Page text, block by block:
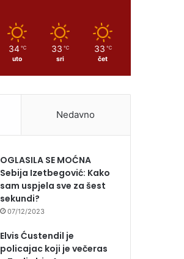
34 ℃
uto
33 ℃
sri
33 ℃
čet
Nedavno
OGLASILA SE MOĆNA
Sebija Izetbegović: Kako
sam uspjela sve za šest
sekundi?
07/12/2023
Elvis Ćustendil je
policajac koji je večeras